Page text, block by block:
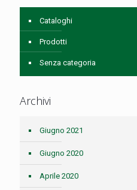
Cataloghi
Prodotti
Senza categoria
Archivi
Giugno 2021
Giugno 2020
Aprile 2020